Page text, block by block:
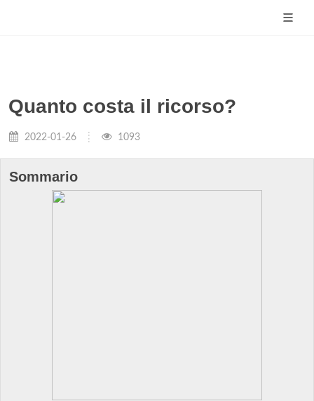
Quanto costa il ricorso?
2022-01-26 1093
Sommario